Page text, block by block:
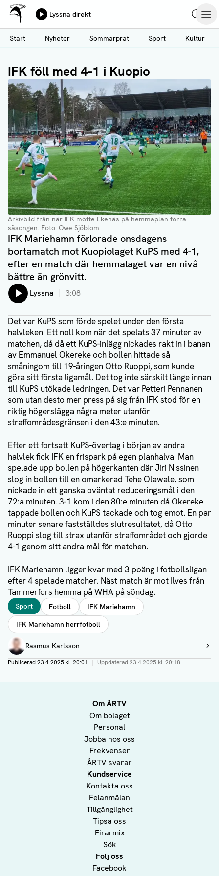
Hoppa
till
huvudinnehåll
Ålands Radio & TV
Lyssna direkt
Start
Nyheter Sommarprat Sport Kultur
IFK föll med 4-1 i Kuopio
Arkivbild från när IFK mötte Ekenäs på hemmaplan förra
säsongen. Foto: Owe Sjöblom
IFK Mariehamn förlorade onsdagens
bortamatch mot Kuopiolaget KuPS med 4-1,
efter en match där hemmalaget var en nivå
bättre än grönvitt.
Lyssna 3:08
Det var KuPS som förde spelet under den första
halvleken. Ett noll kom när det spelats 37 minuter av
matchen, då då ett KuPS-inlägg nickades rakt in i banan
av Emmanuel Okereke och bollen hittade så
småningom till 19-åringen Otto Ruoppi, som kunde
göra sitt första ligamål. Det tog inte särskilt länge innan
till KuPS utökade ledningen. Det var Petteri Pennanen
som utan desto mer press på sig från IFK stod för en
riktig högerslägga några meter utanför
straffområdesgränsen i den 43:e minuten.
Efter ett fortsatt KuPS-övertag i början av andra
halvlek fick IFK en frispark på egen planhalva. Man
spelade upp bollen på högerkanten där Jiri Nissinen
slog in bollen till en omarkerad Tehe Olawale, som
nickade in ett ganska oväntat reduceringsmål i den
72:a minuten. 3-1 kom i den 80:e minuten då Okereke
tappade bollen och KuPS tackade och tog emot. En par
minuter senare fastställdes slutresultatet, då Otto
Ruoppi slog till strax utanför straffområdet och gjorde
4-1 genom sitt andra mål för matchen.
IFK Mariehamn ligger kvar med 3 poäng i fotbollsligan
efter 4 spelade matcher. Näst match är mot Ilves från
Tammerfors hemma på WHA på söndag.
Taggar
Sport Fotboll
IFK Mariehamn
IFK Mariehamn herrfotboll
Författare
Rasmus Karlsson
Visa profil
Publicerad23.4.2025 kl. 20:01 | Uppdaterad23.4.2025 kl. 20:18
Om ÅRTV
Om bolaget
Personal
Jobba hos oss
Frekvenser
ÅRTV svarar
Kundservice
Kontakta oss
Felanmälan
Tillgänglighet
Tipsa oss
Firarmix
Sök
Följ oss
Facebook